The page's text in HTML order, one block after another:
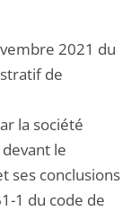
2021 du
de
la société
le
ses conclusions
1 du code de